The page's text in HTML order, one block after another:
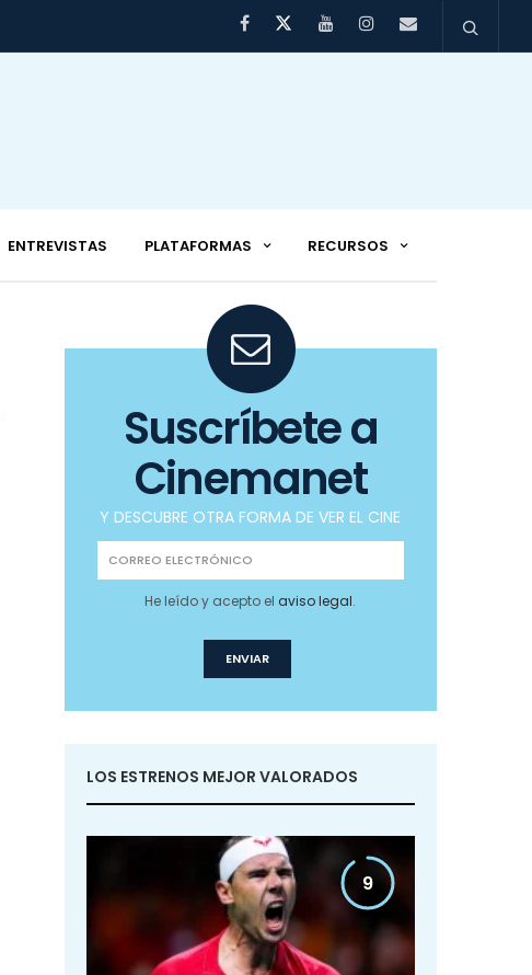
ENTREVISTAS PLATAFORMAS RECURSOS
Suscríbete a
Cinemanet
Y DESCUBRE OTRA FORMA DE VER EL CINE
He leído y acepto elaviso legal.
LOS ESTRENOS MEJOR VALORADOS
9